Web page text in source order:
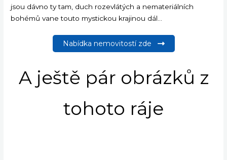
jsou dávno ty tam, duch rozevlátých a nemateriálních
bohémů vane touto mystickou krajinou dál…
Nabídka nemovitostí zde
A ještě pár obrázků z
tohoto ráje